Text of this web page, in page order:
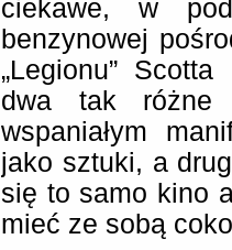
ciekawe, w
benzynowej
„Legionu”
dwa tak
wspaniałym
jako sztuki, a
się to samo kino
mieć ze sobą